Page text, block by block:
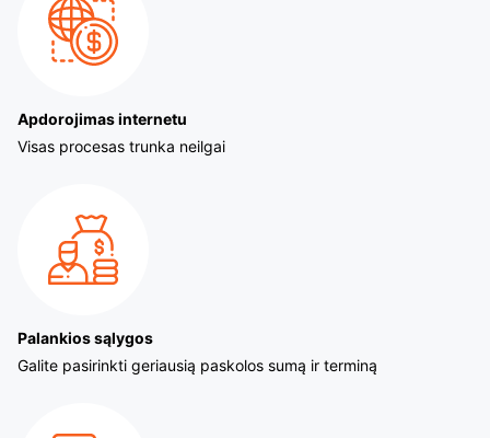
Apdorojimas internetu
Visas procesas trunka neilgai
Palankios sąlygos
Galite pasirinkti geriausią paskolos sumą ir terminą